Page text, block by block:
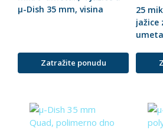
µ-Dish 35 mm, visina
Zatražite ponudu
25
jažice